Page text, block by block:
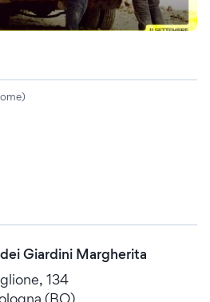
Giardini Margherita
134
(BO)